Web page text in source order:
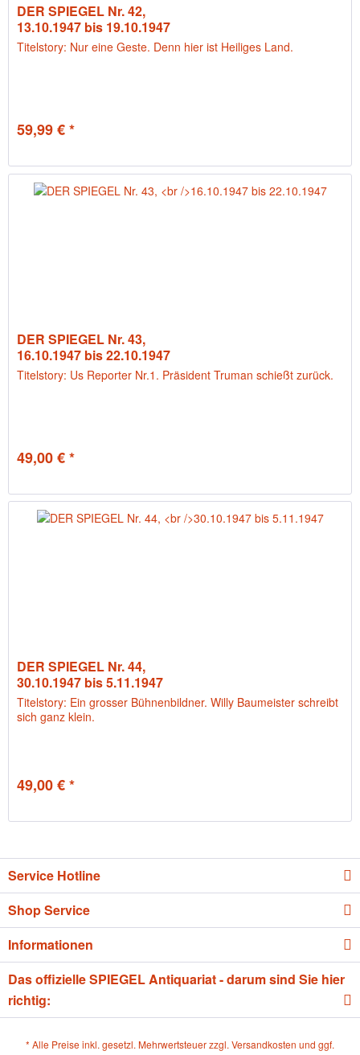
DER SPIEGEL Nr. 42,
13.10.1947 bis 19.10.1947
Titelstory: Nur eine Geste. Denn hier ist Heiliges Land.
59,99 € *
DER SPIEGEL Nr. 43,
16.10.1947 bis 22.10.1947
Titelstory: Us Reporter Nr.1. Präsident Truman schießt zurück.
49,00 € *
DER SPIEGEL Nr. 44,
30.10.1947 bis 5.11.1947
Titelstory: Ein grosser Bühnenbildner. Willy Baumeister schreibt
sich ganz klein.
49,00 € *
Service Hotline
Shop Service
Informationen
Das offizielle SPIEGEL Antiquariat - darum sind Sie hier
richtig:
* Alle Preise inkl. gesetzl. Mehrwertsteuer zzgl. Versandkosten und ggf.